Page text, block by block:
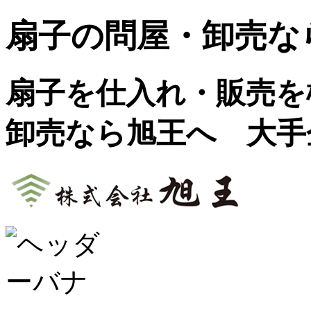
扇子の問屋・卸売
扇子を仕入れ・販売
卸売なら旭王へ 大手